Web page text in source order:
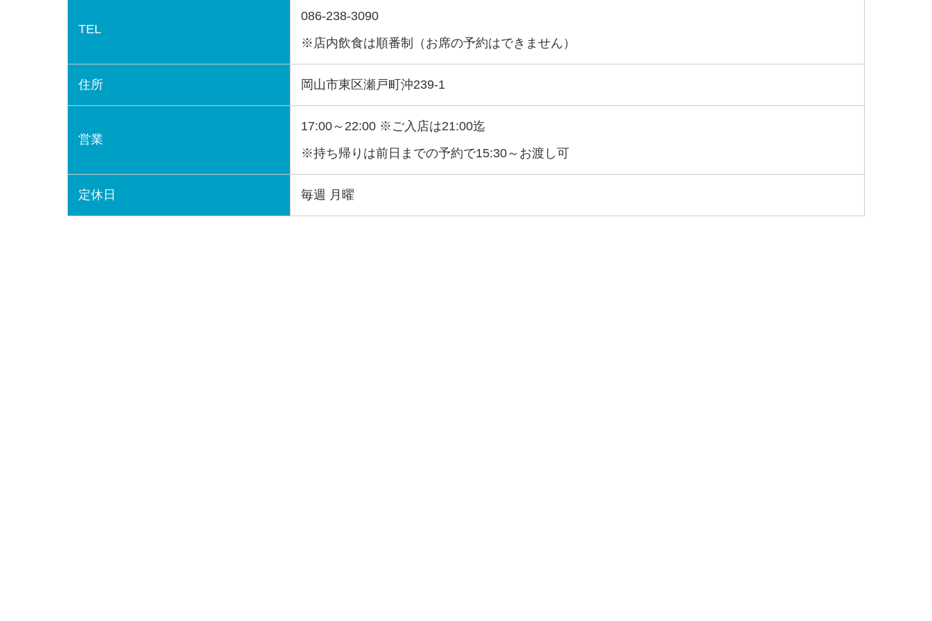
TEL
086-238-3090
※店内飲食は順番制（お席の予約はできません）
住所 岡山市東区瀬戸町沖239-1
営業
17:00～22:00 ※ご入店は21:00迄
※持ち帰りは前日までの予約で15:30～お渡し可
定休日 毎週 月曜